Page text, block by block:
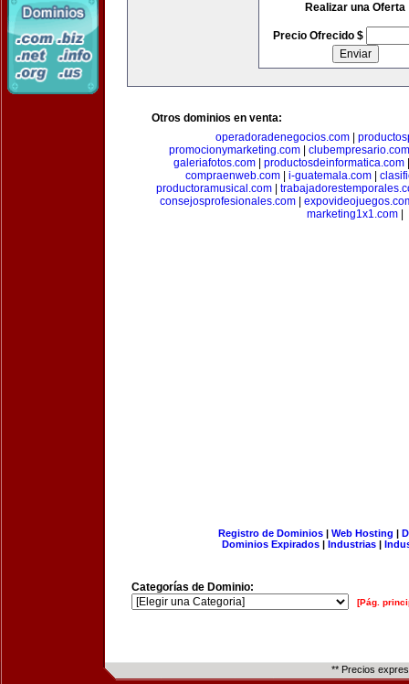
Realizar una Oferta
Precio Ofrecido $
Otros dominios en venta:
operadoradenegocios.com|
promocionymarketing.com| clubempresario.com
galeriafotos.com
productosdeinformatica.com
compraenweb.com| i-guatemala.com|
productoramusical.com
consejosprofesionales.com|
marketing1x1.com
Registro de Dominios| Web Hosting |
Dominios Expirados | Industrias |
Categorías de Dominio:
[Pág.
** Precios